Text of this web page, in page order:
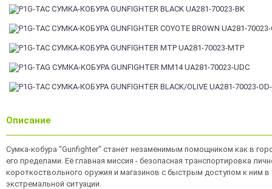
Описание
Сумка-кобура "Gunfighter" станет незаменимым помощником как в
его пределами. Её главная миссия - безопасная транспортировка
короткоствольного оружия и магазинов с быстрым доступом к ним в
экстремальной ситуации.